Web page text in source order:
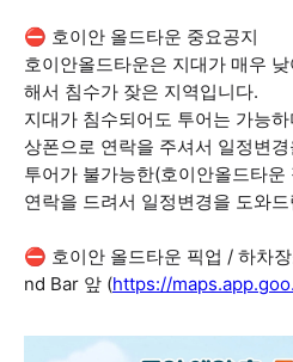
⛔ 호이안 올드타운 중요공지
호이안올드타운은 지대가 매우
해서 침수가 잦은 지역입니다.
지대가 침수되어도 투어는 가능
상폰으로 연락을 주셔서 일정변
투어가 불가능한(호이안올드타
연락을 드려서 일정변경을 도와
⛔ 호이안 올드타운 픽업 / 하차
nd Bar 앞 (https://